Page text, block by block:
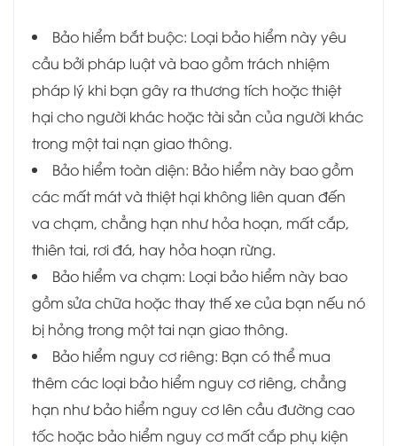
Bảo hiểm bắt buộc: Loại bảo hiểm này yêu
cầu bởi pháp luật và bao gồm trách nhiệm
pháp lý khi bạn gây ra thương tích hoặc thiệt
hại cho người khác hoặc tài sản của người khác
trong một tai nạn giao thông.
Bảo hiểm toàn diện: Bảo hiểm này bao gồm
các mất mát và thiệt hại không liên quan đến
va chạm, chẳng hạn như hỏa hoạn, mất cắp,
thiên tai, rơi đá, hay hỏa hoạn rừng.
Bảo hiểm va chạm: Loại bảo hiểm này bao
gồm sửa chữa hoặc thay thế xe của bạn nếu nó
bị hỏng trong một tai nạn giao thông.
Bảo hiểm nguy cơ riêng: Bạn có thể mua
thêm các loại bảo hiểm nguy cơ riêng, chẳng
hạn như bảo hiểm nguy cơ lên cầu đường cao
tốc hoặc bảo hiểm nguy cơ mất cắp phụ kiện